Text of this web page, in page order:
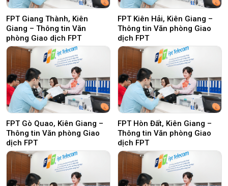
FPT Giang Thành, Kiên
Giang – Thông tin Văn
phòng Giao dịch FPT
FPT Kiên Hải, Kiên Giang –
Thông tin Văn phòng Giao
dịch FPT
FPT Gò Quao, Kiên Giang –
Thông tin Văn phòng Giao
dịch FPT
FPT Hòn Đất, Kiên Giang –
Thông tin Văn phòng Giao
dịch FPT